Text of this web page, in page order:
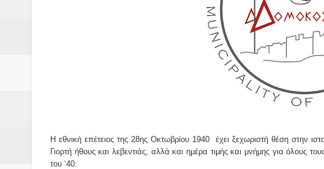
Πρωτάθλημα με την Αυστρία!
Ξεκινούν οι αιτήσεις συμμετοχής στο
τη διαμόρφωση - επεξεργασία πρωτότυπων
ανθεκτικότητας έναντι των επιπτώσεων της
ΠΡΟΚΗΡΥΞΗ ΑΝΟΙΚΤΟΥ ΗΛΕΚΤΡΟΝΙΚΟΥ
Η εθνική επέτειος της 28ης Οκτωβρίου 1940
έχει ξεχωριστή θέση στην
Γιορτή ήθους και λεβεντιάς, αλλά και ημέρα τιμής και μνήμης για όλους
του ‘40.